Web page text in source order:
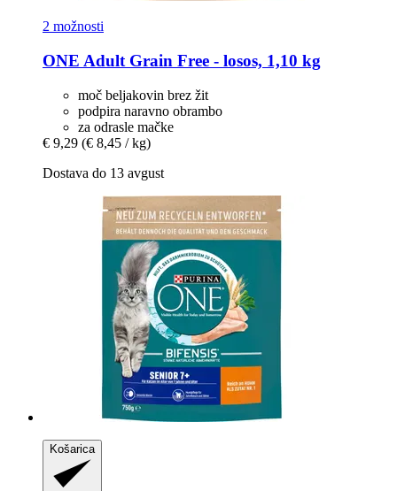
2 možnosti
ONE Adult Grain Free -​ losos, 1,10 kg
moč beljakovin brez žit
podpira naravno obrambo
za odrasle mačke
€ 9,29 (€ 8,45 / kg)
Dostava do 13 avgust
Košarica